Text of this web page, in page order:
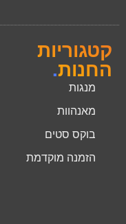
קטגוריות
החנות.
מנגות
מאנהוות
בוקס סטים
הזמנה מוקדמת